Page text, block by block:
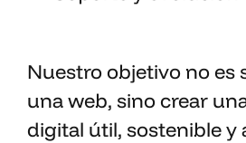
Nuestro objetivo no es
una web, sino crear
digital útil, sostenible y